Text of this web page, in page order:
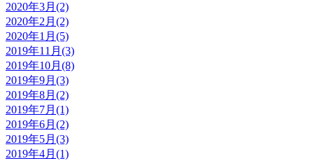
2020年3月(2)
2020年2月(2)
2020年1月(5)
2019年11月(3)
2019年10月(8)
2019年9月(3)
2019年8月(2)
2019年7月(1)
2019年6月(2)
2019年5月(3)
2019年4月(1)